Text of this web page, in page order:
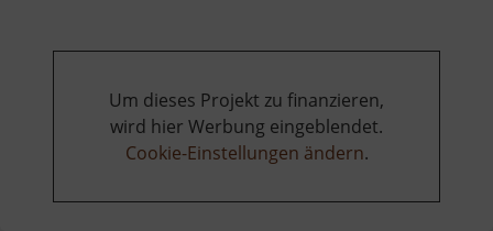
Nanebevzetí
Marie
Um dieses Projekt zu finanzieren,
wird hier Werbung eingeblendet.
Cookie-Einstellungen ändern.